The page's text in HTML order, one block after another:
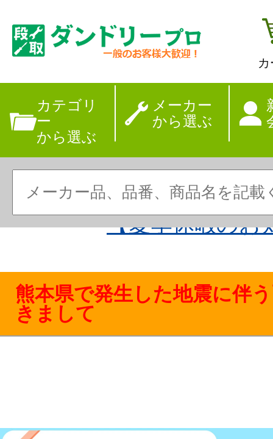
カテゴリ
ー
から選ぶ
メーカー
から選ぶ
【夏季休暇のお
熊本県で発生した地震に伴
きまして